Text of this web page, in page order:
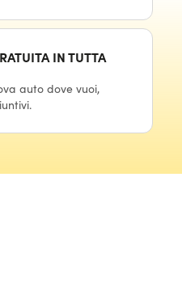
IN TUTTA
auto dove vuoi,